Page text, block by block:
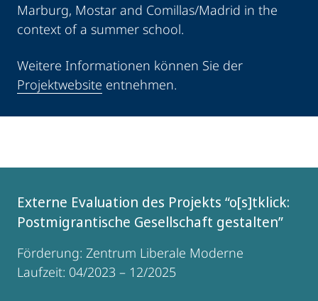
Marburg, Mostar and Comillas/Madrid in the
context of a summer school.
Weitere Informationen können Sie der
Projektwebsite entnehmen.
Externe Evaluation des Projekts “o[s]tklick:
Postmigrantische Gesellschaft gestalten”
Förderung: Zentrum Liberale Moderne
Laufzeit: 04/2023 – 12/2025